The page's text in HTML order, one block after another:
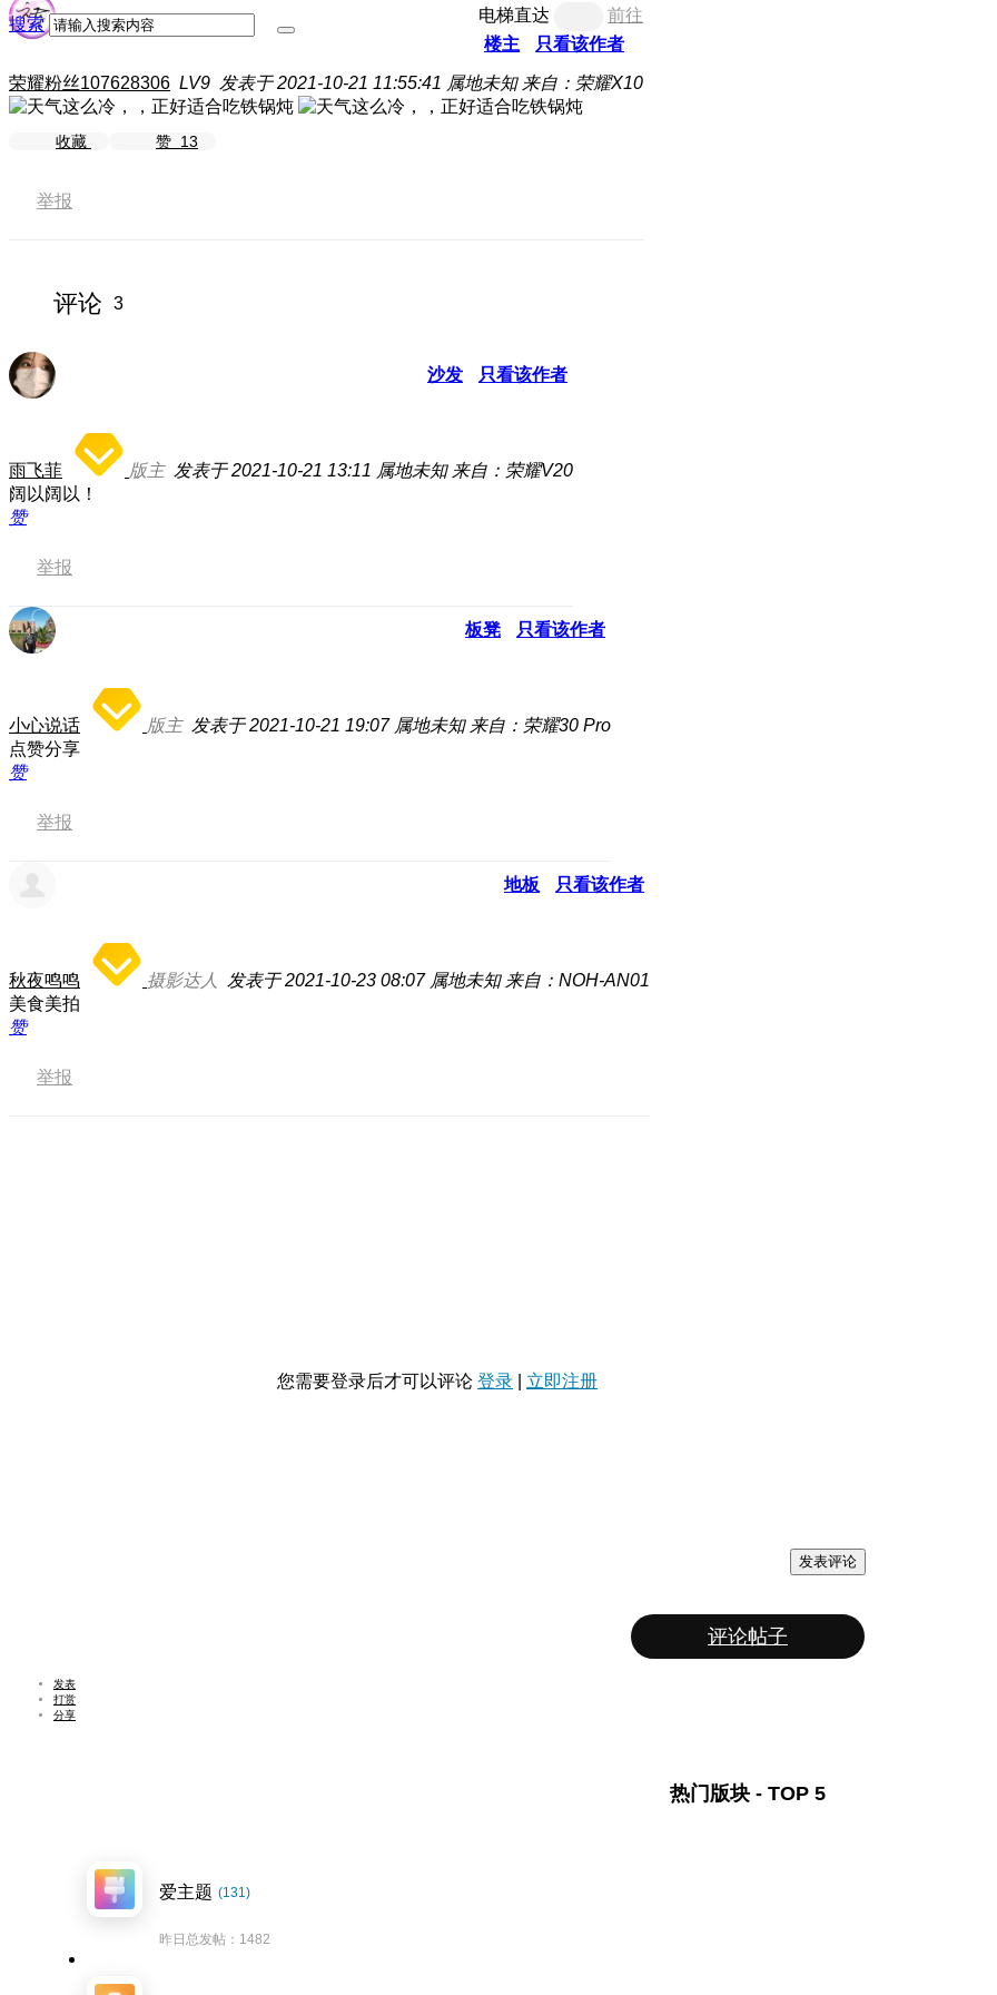
搜索 电梯直达
前往
楼主
只看该作者
荣耀粉丝107628306 LV9 发表于 2021-10-21 11:55:41 属地未知 来自：荣耀X10
收藏 赞 13
举报
评论 3
沙发 只看该作者
雨飞菲 版主 发表于 2021-10-21 13:11 属地未知 来自：荣耀V20
阔以阔以！
赞
举报
板凳 只看该作者
小心说话 版主 发表于 2021-10-21 19:07 属地未知 来自：荣耀30 Pro
点赞分享
赞
举报
地板 只看该作者
秋夜鸣鸣 摄影达人 发表于 2021-10-23 08:07 属地未知 来自：NOH-AN01
美食美拍
赞
举报
您需要登录后才可以评论 登录 立即注册
发表评论
评论帖子
发表
打赏
分享
热门版块 - TOP 5
爱主题 (131)
昨日总发帖：1482